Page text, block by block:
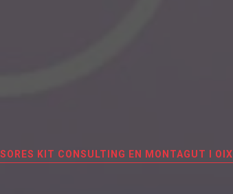
KIT CONSULTING EN MONTAGUT I OIX